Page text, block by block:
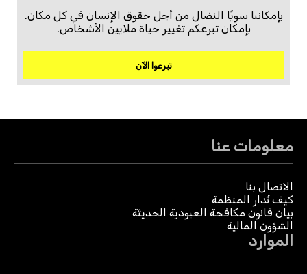
بإمكاننا سويًا النضال من أجل حقوق الإنسان في كل مكان.
بإمكان تبرعكم تغيير حياة ملايين الأشخاص.
تبرعوا الآن
معلومات عنا
الاتصال بنا
كيف تُدار المنظمة
بيان قانون مكافحة العبودية الحديثة
الشؤون المالية
الموارد